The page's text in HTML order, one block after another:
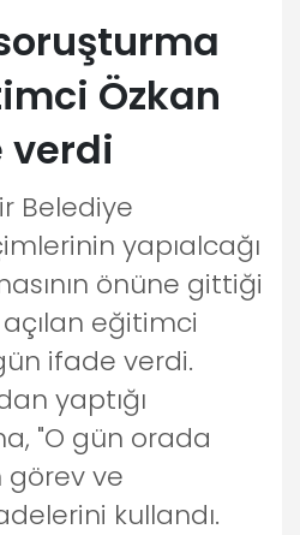
Özkan
verdi
Belediye
yapıalcağı
önüne gittiği
eğitimci
ifade verdi.
yaptığı
"O gün orada
görev ve
kullandı.